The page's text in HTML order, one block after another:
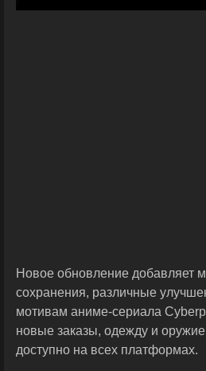
Новое обновление добавляет
сохранения, различные
мотивам аниме-сериала
новые заказы, одежду и
доступно на всех платформах.